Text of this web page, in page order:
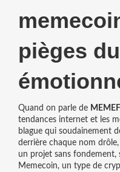
pièges
Quand on parle de MEMEFI
tendances internet et les
blague qui soudainement
derrière chaque nom
un projet sans fondement,
Memecoin, un type de